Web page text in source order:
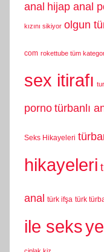
anal hijap anal
kızını sikiyor olgun
com rokettube tüm
sex itirafı
porno türbanlı
Seks Hikayeleri
hikayeleri
anal türk ifşa türk
ile seks